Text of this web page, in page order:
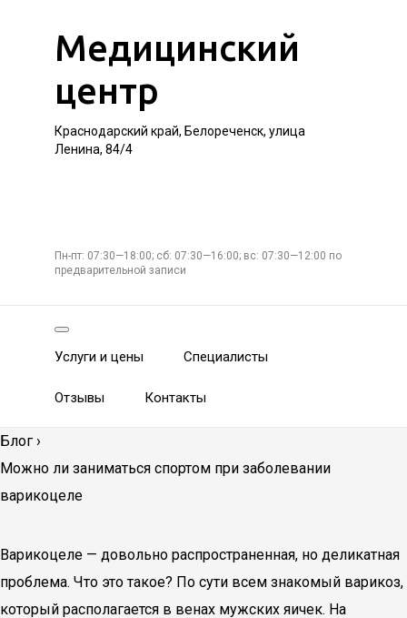
Медицинский
центр
Краснодарский край, Белореченск, улица
Ленина, 84/4
Пн-пт: 07:30—18:00; сб: 07:30—16:00; вс: 07:30—12:00 по
предварительной записи
Услуги и цены Специалисты
Отзывы Контакты
Блог ›
Можно ли заниматься спортом при заболевании
варикоцеле
Варикоцеле — довольно распространенная, но деликатная
проблема. Что это такое? По сути всем знакомый варикоз,
который располагается в венах мужских яичек. На